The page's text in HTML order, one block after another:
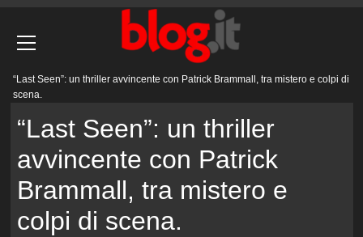
principale
“Last Seen”: un thriller avvincente con Patrick Brammall, tra mistero e colpi di
scena.
“Last Seen”: un thriller
avvincente con Patrick
Brammall, tra mistero e
colpi di scena.